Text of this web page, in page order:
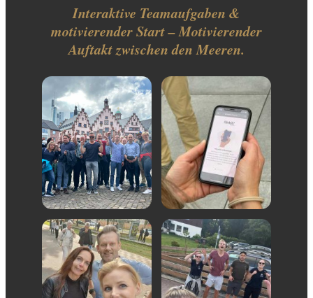
Interaktive Teamaufgaben &
motivierender Start – Motivierender
Auftakt zwischen den Meeren.